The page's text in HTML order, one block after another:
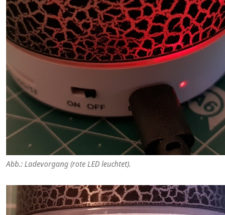
Abb.: Ladevorgang (rote LED leuchtet).